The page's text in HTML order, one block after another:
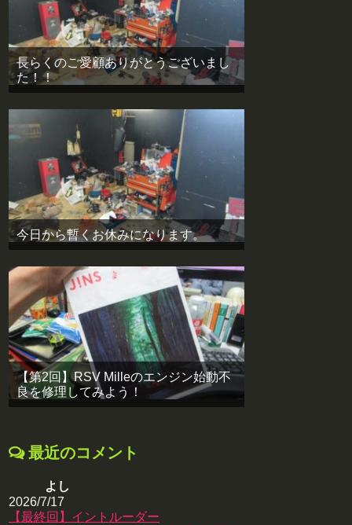
長らくのご愛顧ありがとうございまし
た！！
今日から暫くお休みになります。
【第2回】RSV Milleのエンジン始動不
良を修理してみよう！
最近のコメント
よし
2026/7/17
【最終回】イントルーダー